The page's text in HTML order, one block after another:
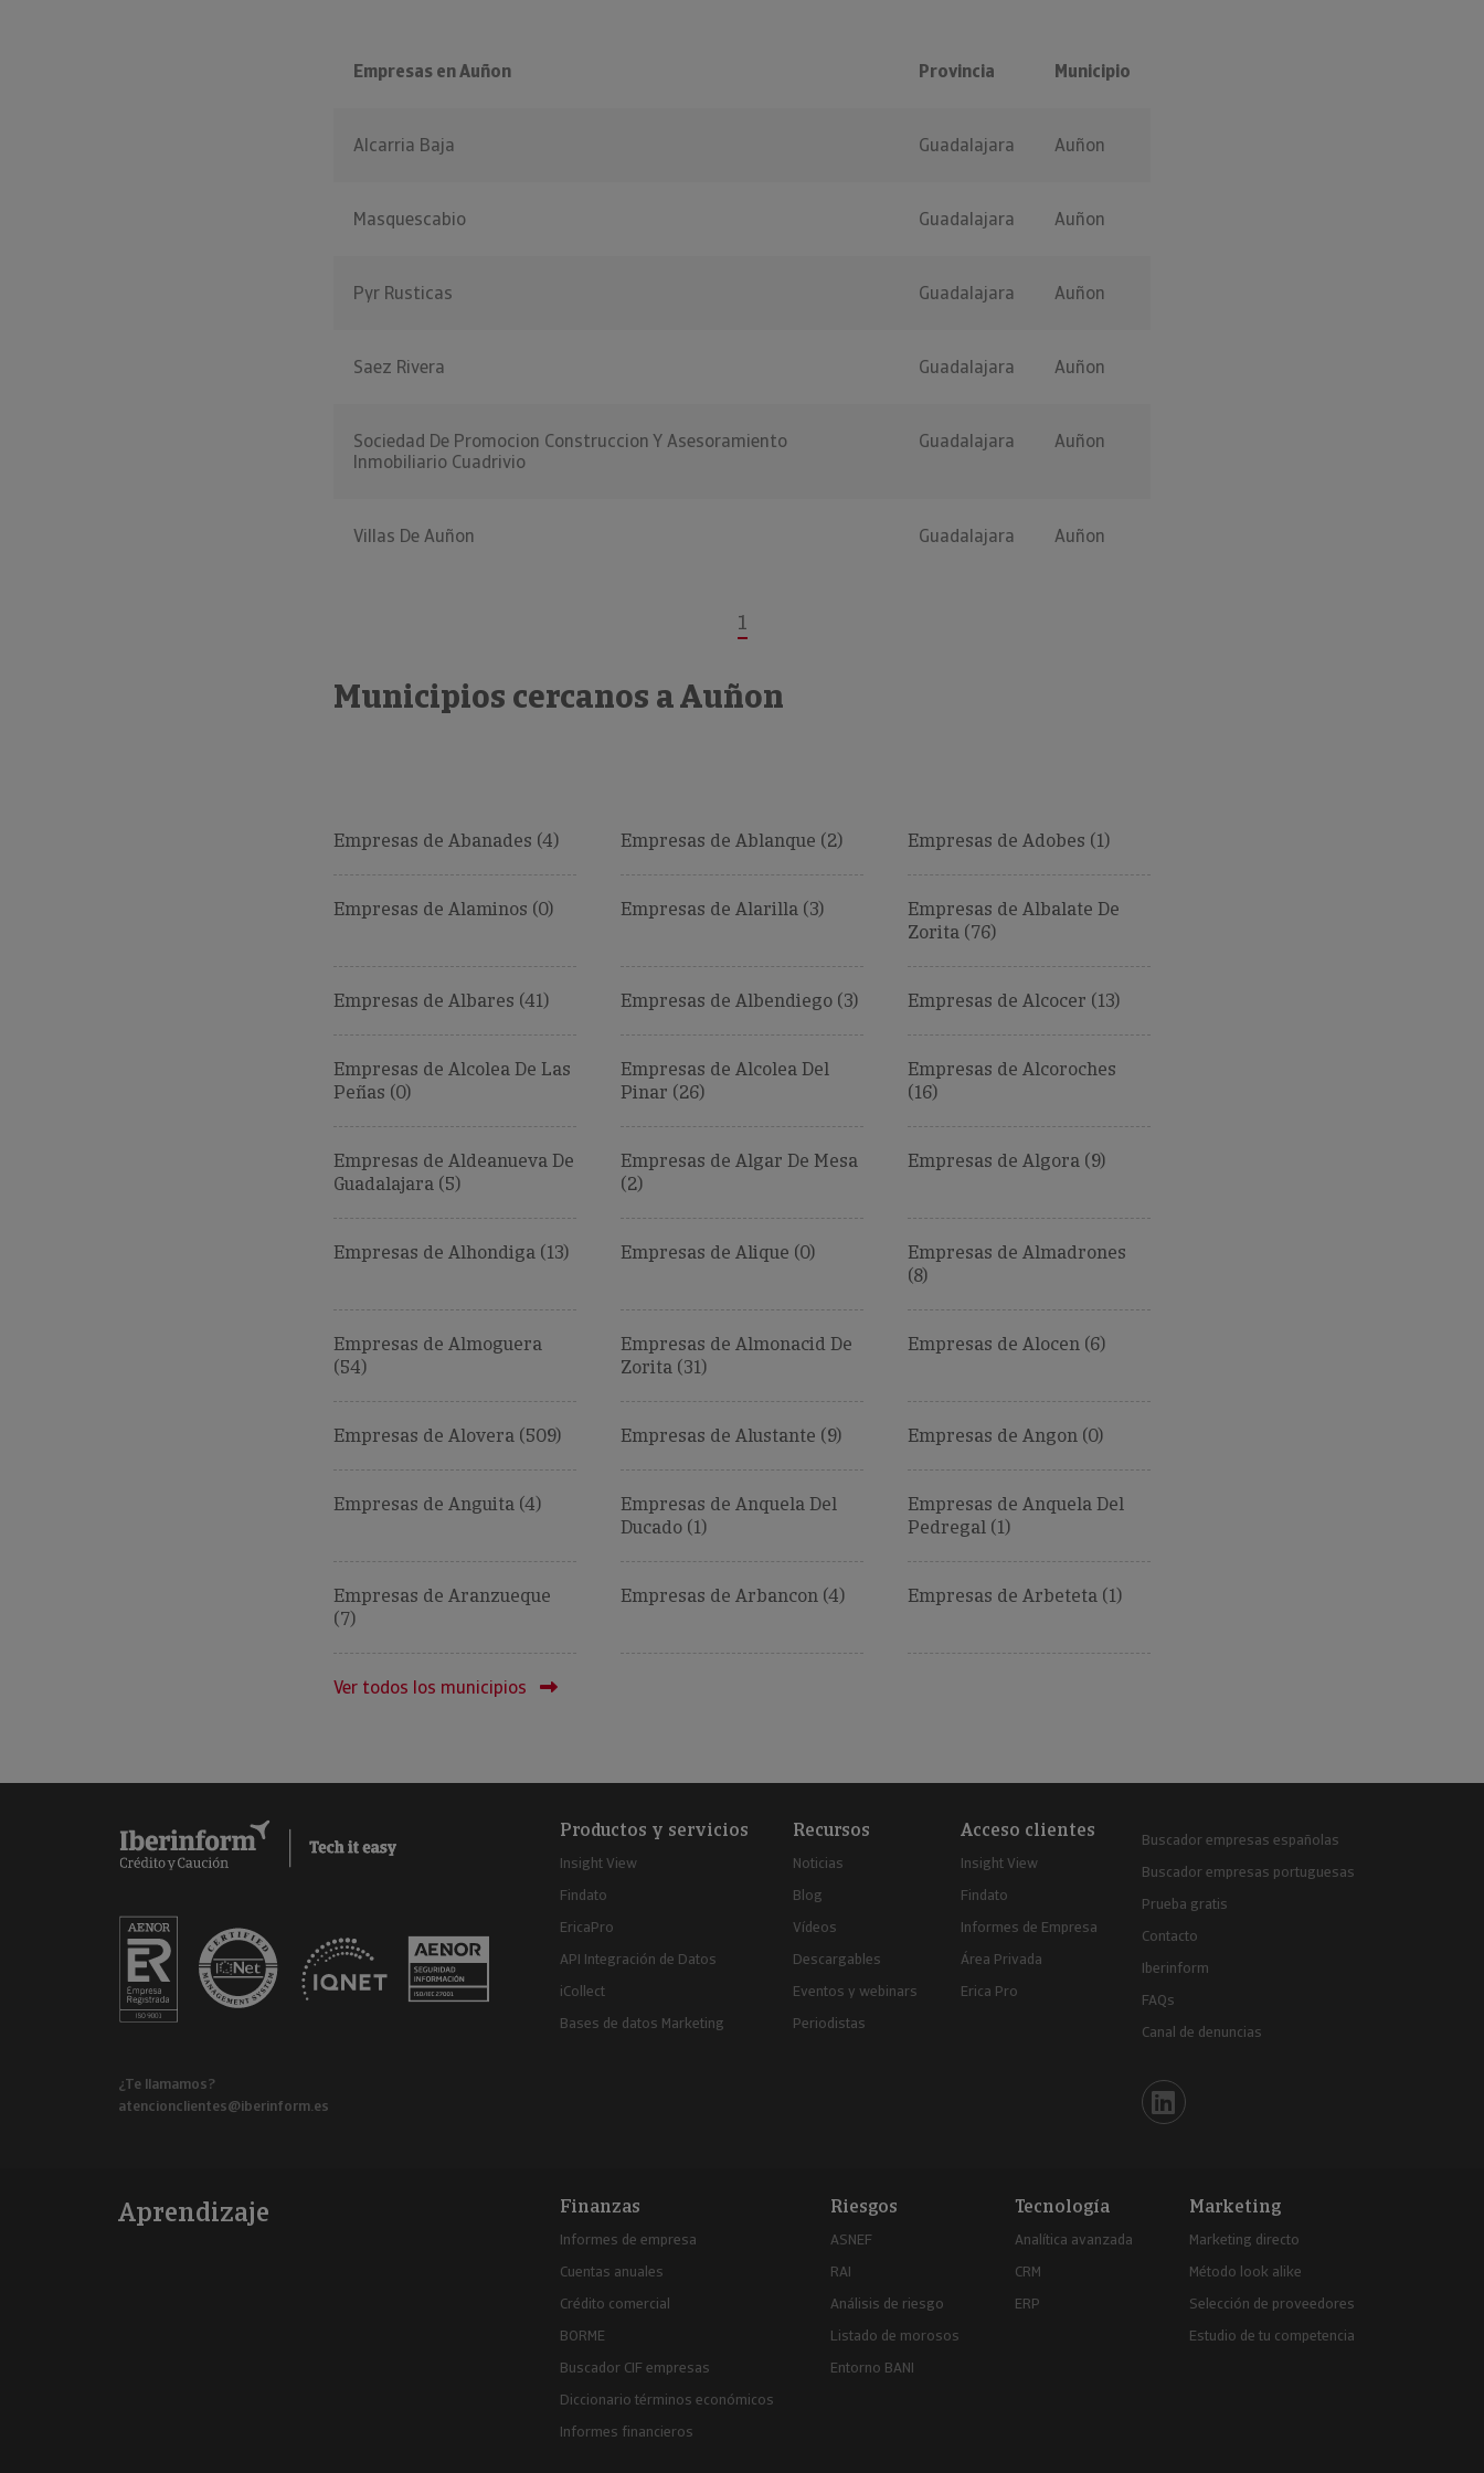
Empresas en Auñon Provincia Municipio
Alcarria Baja Guadalajara Auñon
Masquescabio Guadalajara Auñon
Pyr Rusticas Guadalajara Auñon
Saez Rivera Guadalajara Auñon
Sociedad De Promocion Construccion Y Asesoramiento
Inmobiliario Cuadrivio
Guadalajara Auñon
Villas De Auñon Guadalajara Auñon
1
Municipios cercanos a Auñon
Empresas de Abanades (4) Empresas de Ablanque (2) Empresas de Adobes (1)
Empresas de Alaminos (0) Empresas de Alarilla (3)
Empresas de Albalate De
Zorita (76)
Empresas de Albares (41) Empresas de Albendiego (3) Empresas de Alcocer (13)
Empresas de Alcolea De Las
Peñas (0)
Empresas de Alcolea Del
Pinar (26)
Empresas de Alcoroches
(16)
Empresas de Aldeanueva De
Guadalajara (5)
Empresas de Algar De Mesa
(2)
Empresas de Algora (9)
Empresas de Alhondiga (13) Empresas de Alique (0)
Empresas de Almadrones
(8)
Empresas de Almoguera
(54)
Empresas de Almonacid De
Zorita (31)
Empresas de Alocen (6)
Empresas de Alovera (509) Empresas de Alustante (9) Empresas de Angon (0)
Empresas de Anguita (4)
Empresas de Anquela Del
Ducado (1)
Empresas de Anquela Del
Pedregal (1)
Empresas de Aranzueque
(7)
Empresas de Arbancon (4) Empresas de Arbeteta (1)
Ver todos los municipios
¿Te llamamos?
atencionclientes@iberinform.es
Productos y servicios
Insight View
Findato
EricaPro
API Integración de Datos
iCollect
Bases de datos Marketing
Recursos
Noticias
Blog
Vídeos
Descargables
Eventos y webinars
Periodistas
Acceso clientes
Insight View
Findato
Informes de Empresa
Área Privada
Erica Pro
Buscador empresas españolas
Buscador empresas portuguesas
Prueba gratis
Contacto
Iberinform
FAQs
Canal de denuncias
Iberinform en Linkedin
Aprendizaje Finanzas
Informes de empresa
Cuentas anuales
Crédito comercial
BORME
Buscador CIF empresas
Diccionario términos económicos
Informes financieros
Riesgos
ASNEF
RAI
Análisis de riesgo
Listado de morosos
Entorno BANI
Tecnología
Analítica avanzada
CRM
ERP
Marketing
Marketing directo
Método look alike
Selección de proveedores
Estudio de tu competencia